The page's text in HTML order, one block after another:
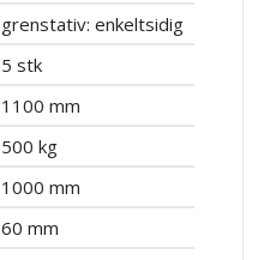
grenstativ: enkeltsidig
5 stk
1100 mm
500 kg
1000 mm
60 mm